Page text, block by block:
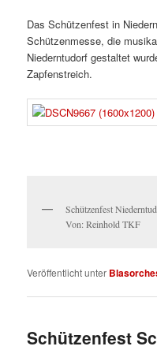
Das Schützenfest in
Schützenmesse, die
Niederntudorf gestaltet
Zapfenstreich.
Schützenfest
Von: Reinhold TKF
Veröffentlicht unter
Schützenfest